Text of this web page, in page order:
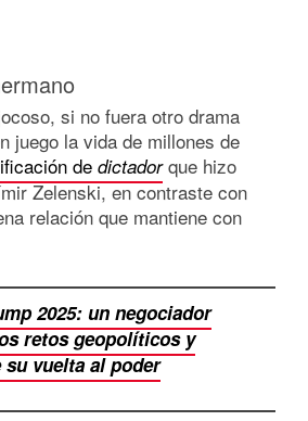
si no fuera otro drama
juego la vida de millones de
de dictadorque hizo
Zelenski, en contraste con
relación que mantiene con
2025: un negociador
retos geopolíticos y
vuelta al poder